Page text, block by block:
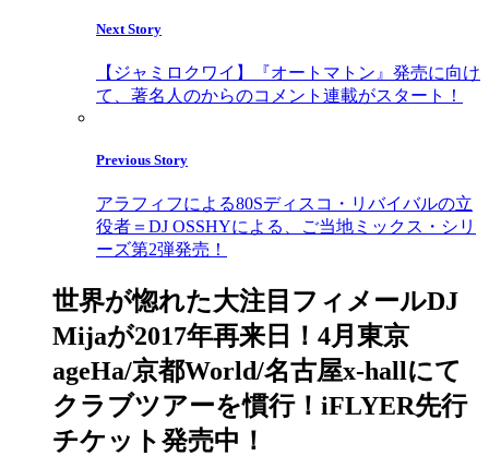
Next Story
【ジャミロクワイ】『オートマトン』発売に向け
て、著名人のからのコメント連載がスタート！
Previous Story
アラフィフによる80Sディスコ・リバイバルの立
役者＝DJ OSSHYによる、ご当地ミックス・シリ
ーズ第2弾発売！
世界が惚れた大注目フィメールDJ
Mijaが2017年再来日！4月東京
ageHa/京都World/名古屋x-hallにて
クラブツアーを慣行！iFLYER先行
チケット発売中！